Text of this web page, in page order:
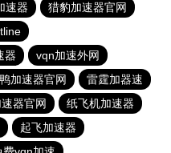
速器
猎豹加速器官网
器
vqn加速外网
加速器官网
雷霆加器速
器官网
纸飞机加速器
起飞加速器